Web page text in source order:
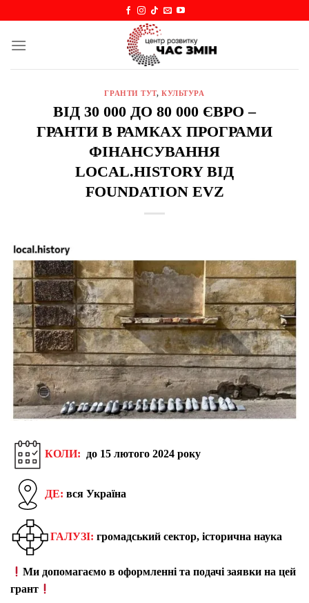
content
ГРАНТИ ТУТ,КУЛЬТУРА
ВІД 30 000 ДО 80 000 ЄВРО –
ГРАНТИ В РАМКАХ ПРОГРАМИ
ФІНАНСУВАННЯ
LOCAL.HISTORY ВІД
FOUNDATION EVZ
КОЛИ: до 15 лютого 2024 року
ДЕ: вся Україна
ГАЛУЗІ: громадський сектор, історична наука
Ми допомагаємо в оформленні та подачі заявки на цей
грант